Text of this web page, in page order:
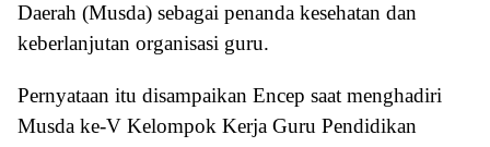
Daerah (Musda) sebagai penanda kesehatan dan
keberlanjutan organisasi guru.
Pernyataan itu disampaikan Encep saat menghadiri
Musda ke-V Kelompok Kerja Guru Pendidikan